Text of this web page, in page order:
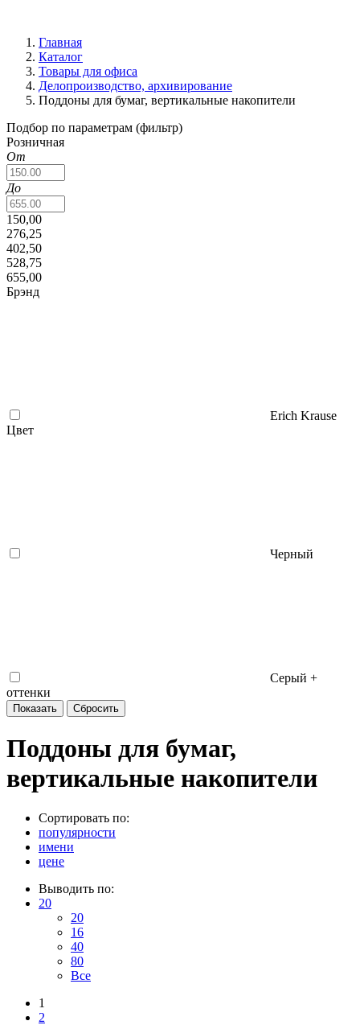
Главная
Каталог
Товары для офиса
Делопроизводство, архивирование
Поддоны для бумаг, вертикальные накопители
Подбор по параметрам (фильтр)
Розничная
От
До
150,00
276,25
402,50
528,75
655,00
Брэнд
Erich Krause
Цвет
Черный
Серый +
оттенки
Поддоны для бумаг,
вертикальные накопители
Сортировать по:
популярности
имени
цене
Выводить по:
20
20
16
40
80
Все
1
2